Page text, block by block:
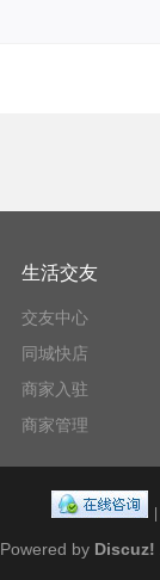
生活交友
交友中心
同城快店
商家入驻
商家管理
Powered by Discuz!